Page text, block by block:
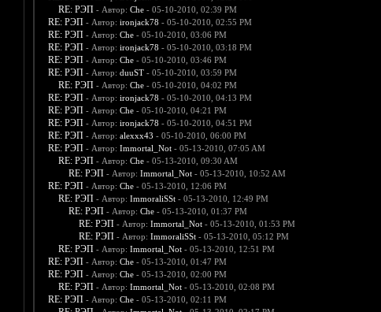
RE: РЭП - Автор: Che- 05-10-2010, 02:39 PM
RE: РЭП - Автор: ironjack78 - 05-10-2010, 02:55 PM
RE: РЭП - Автор: Che- 05-10-2010, 03:06 PM
RE: РЭП - Автор: ironjack78 - 05-10-2010, 03:18 PM
RE: РЭП - Автор: Che- 05-10-2010, 03:46 PM
RE: РЭП - Автор: duuST- 05-10-2010, 03:59 PM
RE: РЭП - Автор: Che- 05-10-2010, 04:02 PM
RE: РЭП - Автор: ironjack78 - 05-10-2010, 04:13 PM
RE: РЭП - Автор: Che- 05-10-2010, 04:21 PM
RE: РЭП - Автор: ironjack78 - 05-10-2010, 04:51 PM
RE: РЭП - Автор: alexxx43 - 05-10-2010, 06:00 PM
RE: РЭП - Автор: Immortal_Not- 05-13-2010, 07:05 AM
RE: РЭП - Автор: Che- 05-13-2010, 09:30 AM
RE: РЭП - Автор: Immortal_Not- 05-13-2010, 10:52 AM
RE: РЭП - Автор: Che- 05-13-2010, 12:06 PM
RE: РЭП - Автор: ImmoraliSSt- 05-13-2010, 12:49 PM
RE: РЭП - Автор: Che- 05-13-2010, 01:37 PM
RE: РЭП - Автор: Immortal_Not- 05-13-2010, 01:53 PM
RE: РЭП - Автор: ImmoraliSSt- 05-13-2010, 05:12 PM
RE: РЭП - Автор: Immortal_Not- 05-13-2010, 12:51 PM
RE: РЭП - Автор: Che- 05-13-2010, 01:47 PM
RE: РЭП - Автор: Che- 05-13-2010, 02:00 PM
RE: РЭП - Автор: Immortal_Not- 05-13-2010, 02:08 PM
RE: РЭП - Автор: Che- 05-13-2010, 02:11 PM